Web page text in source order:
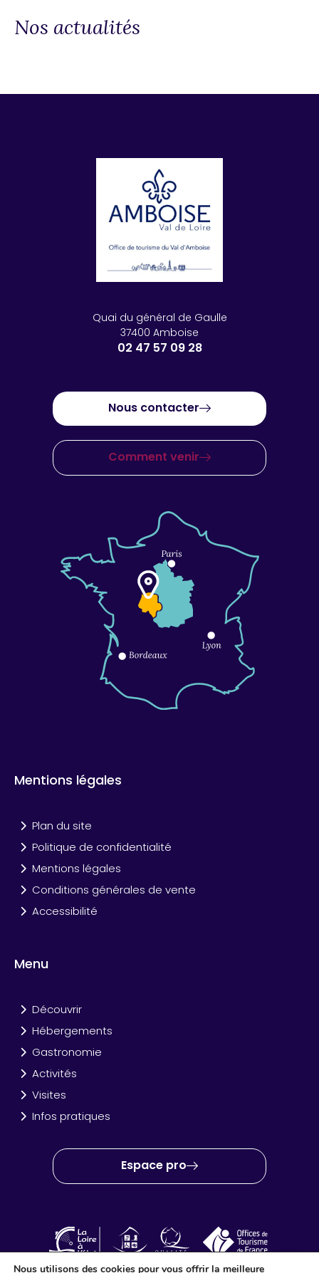
Nos actualités
Quai du général de Gaulle
37400 Amboise
02 47 57 09 28
Nous contacter
Comment venir
Mentions légales
Plan du site
Politique de confidentialité
Mentions légales
Conditions générales de vente
Accessibilité
Menu
Découvrir
Hébergements
Gastronomie
Activités
Visites
Infos pratiques
Espace pro
Nous utilisons des cookies pour vous offrir la meilleure